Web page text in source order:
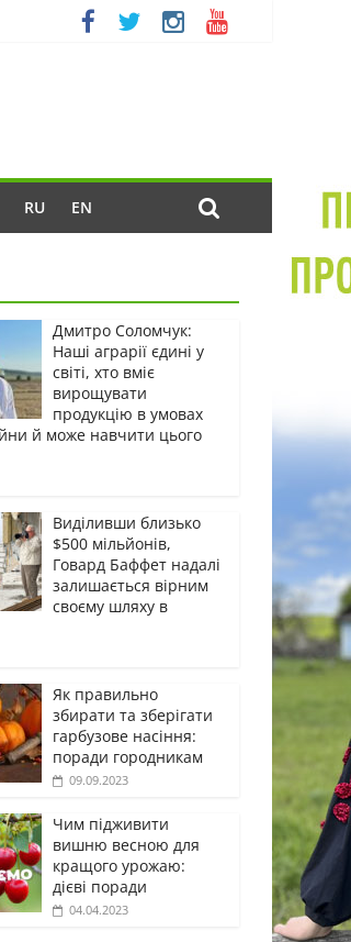
RU EN
Дмитро Соломчук:
Наші аграрії єдині у
світі, хто вміє
вирощувати
продукцію в умовах
й може навчити цього
Виділивши близько
$500 мільйонів,
Говард Баффет надалі
залишається вірним
своєму шляху в
Як правильно
збирати та зберігати
гарбузове насіння:
поради городникам
09.09.2023
Чим підживити
вишню весною для
кращого урожаю:
дієві поради
04.04.2023